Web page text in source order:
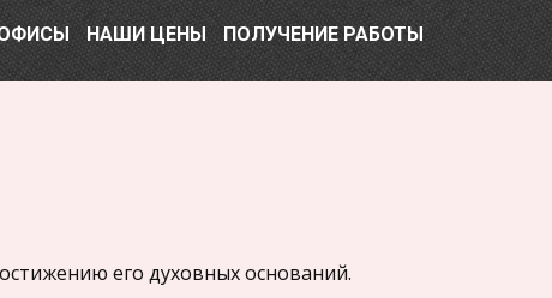
НАШИ ЦЕНЫ ПОЛУЧЕНИЕ РАБОТЫ
его духовных оснований.